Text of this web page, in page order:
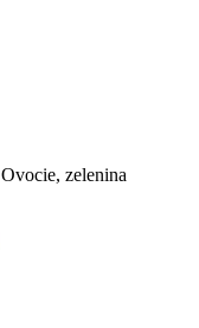
Ovocie, zelenina